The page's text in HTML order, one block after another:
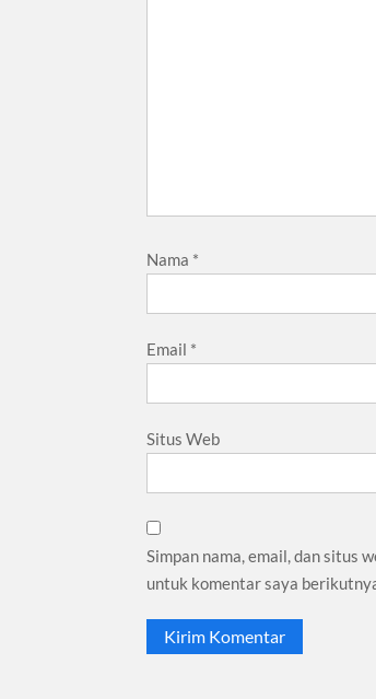
Nama *
Email *
Situs Web
Simpan nama, email, dan situs
untuk komentar saya